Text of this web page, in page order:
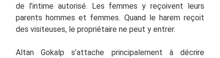
de l’intime autorisé. Les femmes y reçoivent leurs
parents hommes et femmes. Quand le harem reçoit
des visiteuses, le propriétaire ne peut y entrer.
Altan Gokalp s’attache principalement à décrire